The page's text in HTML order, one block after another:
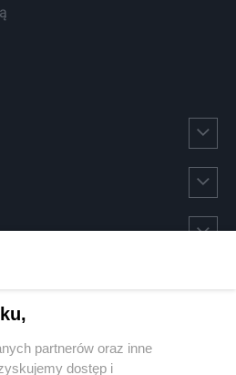
partnerów oraz inne
dostęp i